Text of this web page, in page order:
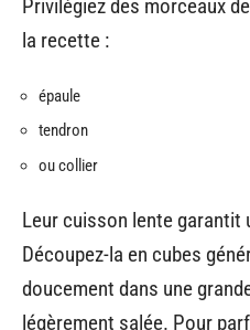
Privilégiez des morceaux
la recette :
épaule
tendron
ou collier
Leur cuisson lente garantit
Découpez-la en cubes
doucement dans une
légèrement salée. Pour